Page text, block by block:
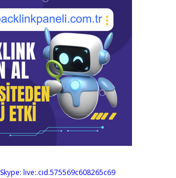
Skype: live:.cid.575569c608265c69